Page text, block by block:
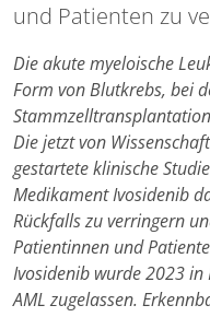
und Patienten zu
Die akute myeloische
Form von Blutkrebs, bei
Die jetzt von
gestartete klinische
Medikament Ivosidenib
Rückfalls zu verringern
Patientinnen und
Ivosidenib wurde 2023
AML zugelassen.